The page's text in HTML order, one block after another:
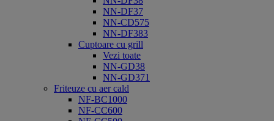
NN-DF37
NN-CD575
NN-DF383
Cuptoare cu grill
Vezi toate
NN-GD38
NN-GD371
Friteuze cu aer cald
NF-BC1000
NF-CC600